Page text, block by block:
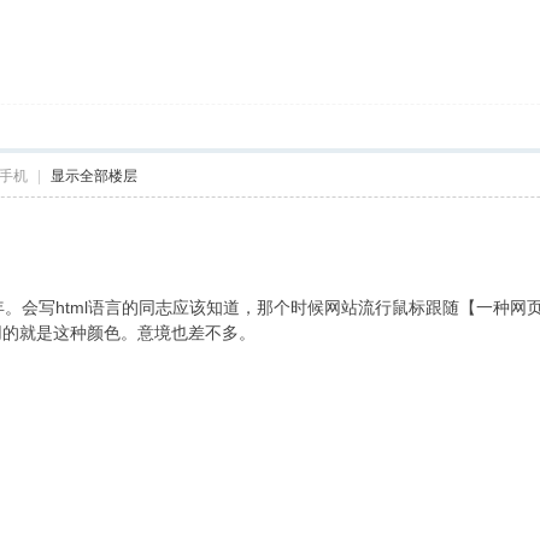
机 显示全部楼层
会写html语言的同志应该知道，那个时候网站流行鼠标跟随【一种网
就是这种颜色。意境也差不多。